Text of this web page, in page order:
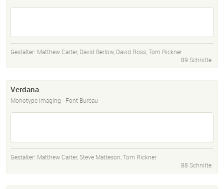
Gestalter: Matthew Carter, David Berlow, David Ross,Tom Rickner
89 Schnitte
Verdana
Monotype Imaging - Font Bureau
Gestalter: Matthew Carter, Steve Matteson,Tom Rickner
88 Schnitte